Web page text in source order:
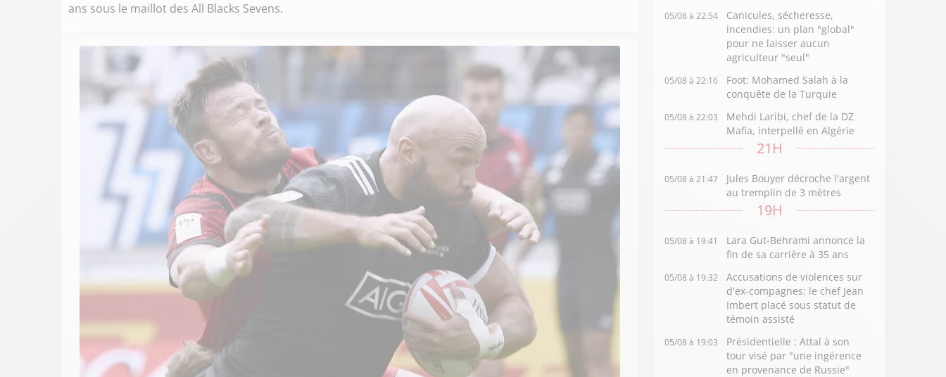
ans sous le maillot des All Blacks Sevens.
05/08 à 22:54
Canicules, sécheresse,
incendies: un plan "global"
pour ne laisser aucun
agriculteur "seul"
05/08 à 22:16
Foot: Mohamed Salah à la
conquête de la Turquie
05/08 à 22:03
Mehdi Laribi, chef de la DZ
Mafia, interpellé en Algérie
21H
05/08 à 21:47
Jules Bouyer décroche l'argent
au tremplin de 3 mètres
19H
05/08 à 19:41
Lara Gut-Behrami annonce la
fin de sa carrière à 35 ans
05/08 à 19:32
Accusations de violences sur
d'ex-compagnes: le chef Jean
Imbert placé sous statut de
témoin assisté
05/08 à 19:03
Présidentielle : Attal à son
tour visé par "une ingérence
en provenance de Russie"